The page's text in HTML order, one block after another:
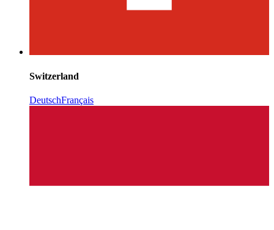
Switzerland
DeutschFrançais